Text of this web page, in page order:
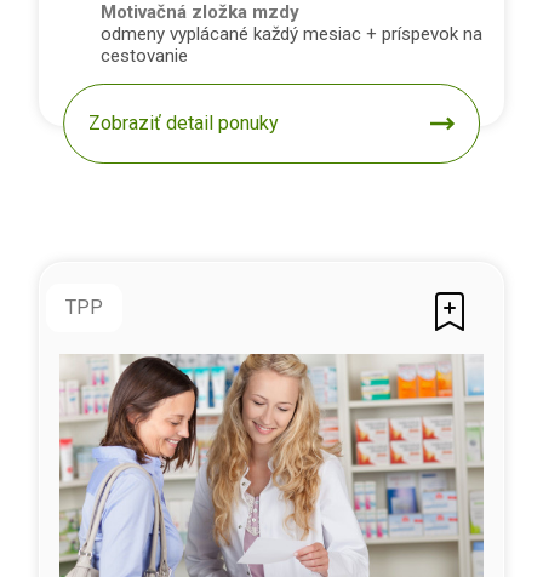
Motivačná zložka mzdy
odmeny vyplácané každý mesiac + príspevok na
cestovanie
Zobraziť detail ponuky
TPP